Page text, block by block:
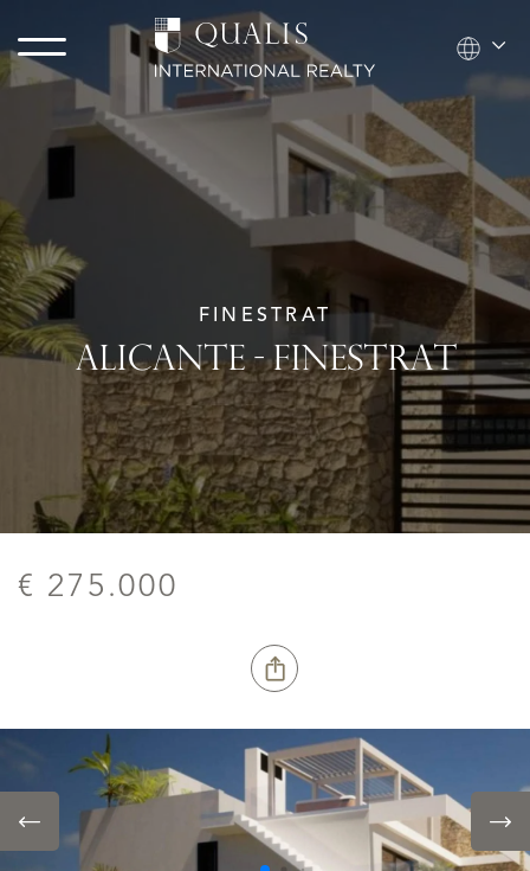
FINESTRAT
ALICANTE - FINESTRAT
€ 275.000